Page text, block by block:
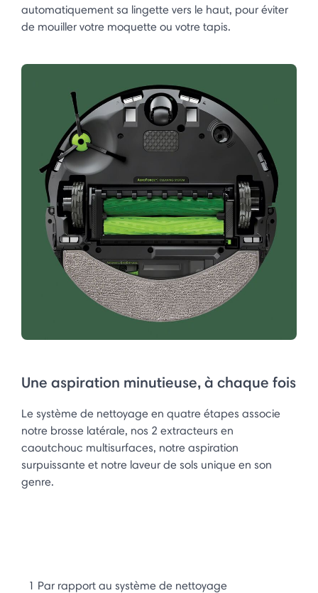
automatiquement sa lingette vers le haut, pour éviter
de mouiller votre moquette ou votre tapis.
Une aspiration minutieuse, à chaque fois
Le système de nettoyage en quatre étapes associe
notre brosse latérale, nos 2 extracteurs en
caoutchouc multisurfaces, notre aspiration
surpuissante et notre laveur de sols unique en son
genre.
1 Par rapport au système de nettoyage